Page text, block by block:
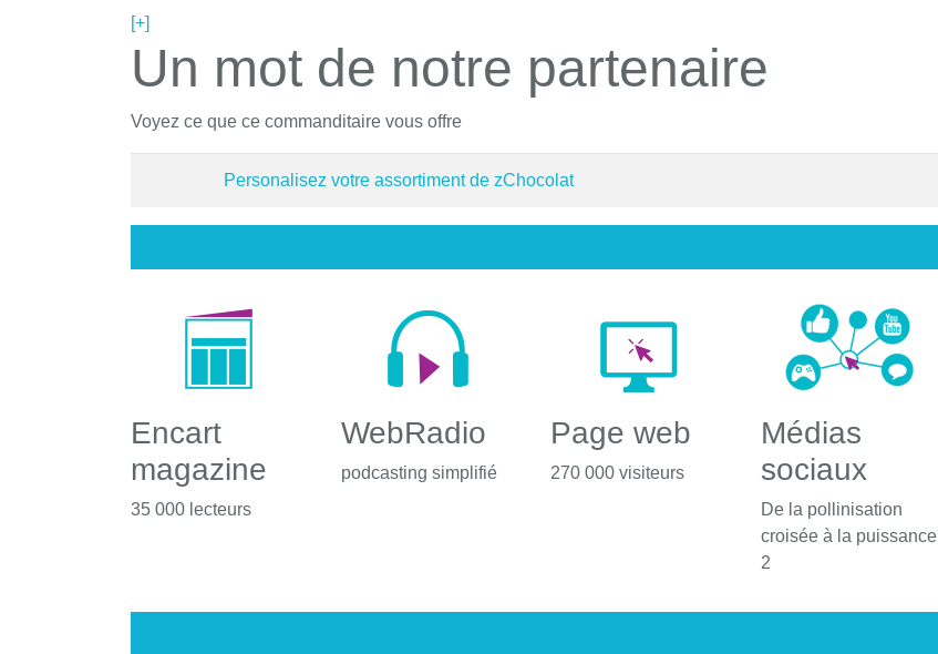
[+]
Un mot de notre partenaire
Voyez ce que ce commanditaire vous offre
Personalisez votre assortiment de zChocolat
Encart
magazine
35 000 lecteurs
WebRadio
podcasting simplifié
Page web
270 000 visiteurs
Médias
sociaux
De la pollinisation
croisée à la puissance
2